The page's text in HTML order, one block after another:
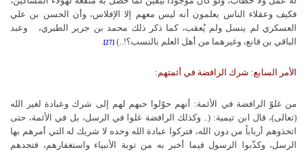
فكيف وعقلاء الناس يعلمون أنه ليس معهم إلا الإفلاس، وأن الحسن بن علي
العسكري لم ينسل ولم يُعقب، كما ذكر ذلك محمد بن جرير الطبري،
وعبد
الباقي بن قانع، وغيرهما من أهل العلم بالنسب؟!..) [27]
الأمر السابع: شرك الرافضة في أئمتهم:
من غلوّ الرافضة في الأئمة: أنهم حوّلوا حبهم لهم إلى شرك وعبادة لغير الله
(تعالى)، قال ابن تيمية: (.. وكذلك الرافضة غلوا في الرسل، بل في الأئمة، حتى
اتخذوهم أرباباً من دون الله، فتركوا عبادة الله وحده لا شريك له التي أمرهم بها
الرسل، وكذّبوا الرسول فيما أخبر به من توبة الأنبياء واستغفارهم، فتجدهم